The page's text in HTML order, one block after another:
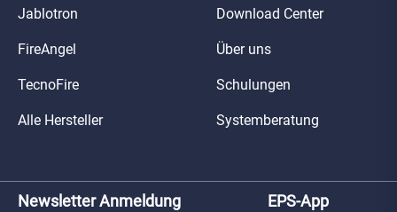
Jablotron
FireAngel
TecnoFire
Alle Hersteller
Download Center
Über uns
Schulungen
Systemberatung
Newsletter Anmeldung
EPS-App